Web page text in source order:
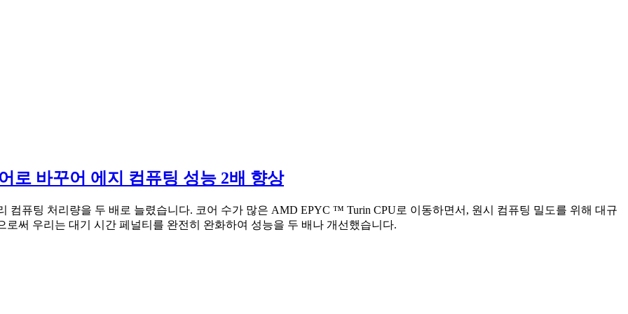
로 바꾸어 에지 컴퓨팅 성능 2배 향상
컴퓨팅 처리량을 두 배로 늘렸습니다. 코어 수가 많은 AMD EPYC ™ Turin CPU로 이동하면서, 원시 컴퓨팅 밀도를 위해 대규
써 우리는 대기 시간 페널티를 완전히 완화하여 성능을 두 배나 개선했습니다.